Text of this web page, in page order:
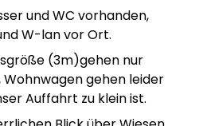
und WC vorhanden,
W-lan vor Ort.
(3m)gehen nur
gehen leider
Auffahrt zu klein ist.